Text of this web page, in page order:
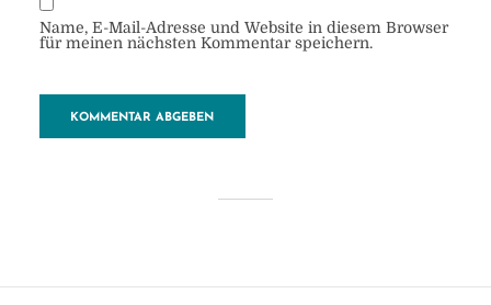
Mayotte
Name, E-Mail-Adresse und Website in diesem Browser
für meinen nächsten Kommentar speichern.